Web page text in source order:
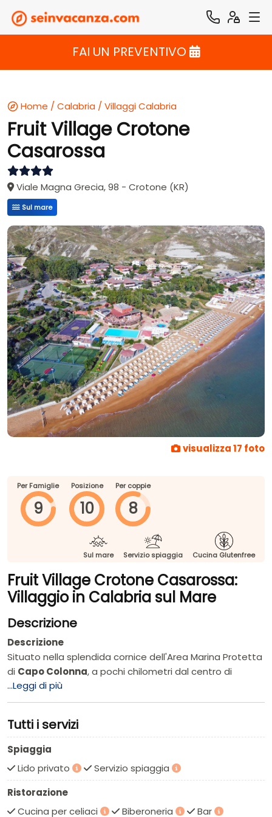
FAI UN PREVENTIVO
Home / Calabria / Villaggi Calabria
Fruit Village Crotone
Casarossa
Viale Magna Grecia, 98 - Crotone (KR)
Sul mare
visualizza 17 foto
Per Famiglie
9
Posizione
10
Per coppie
8
Sul mare Servizio spiaggia Cucina Glutenfree
Fruit Village Crotone Casarossa:
Villaggio in Calabria sul Mare
Descrizione
Descrizione
Situato nella splendida cornice dell'Area Marina Protetta
di Capo Colonna, a pochi chilometri dal centro di
Crotone, ilFruit Village
perfetta per una vacanza inCalabria. Immerso nel
spiaggia privata, piscine e un ricco programma di
animazione. Ideale per famiglie e coppie che cercano
relax e divertimento sulla costa ionica.
Perché sceglierlo: Fruit Village Casarossa Beach
Clubè uno dei villaggi turistici più apprezzati della costa
...Leggi di più
Tutti i servizi
Spiaggia
Lido privato
Servizio spiaggia
Ristorazione
Cucina per celiaci
Biberoneria
Bar